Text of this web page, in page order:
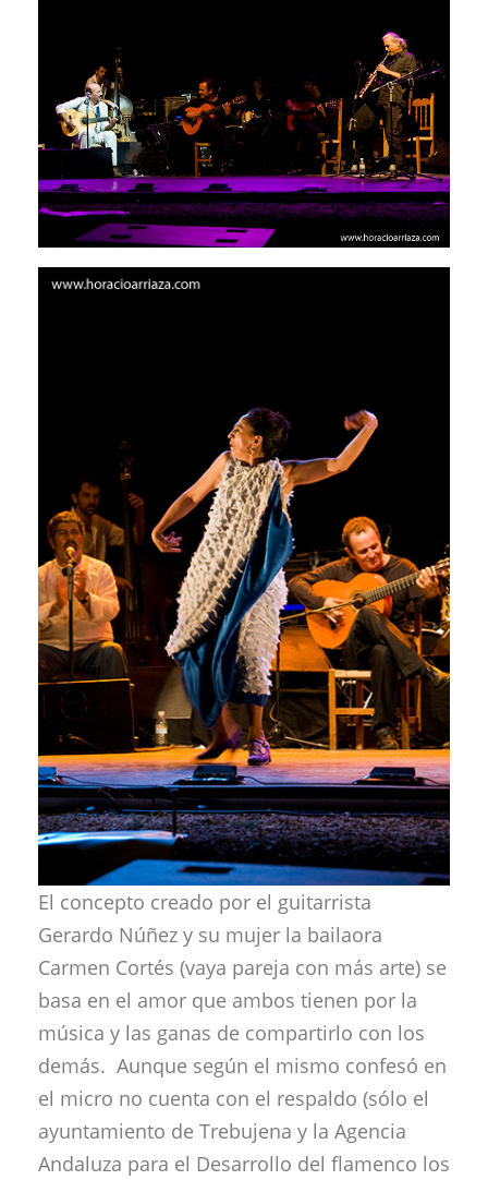
El concepto creado por el guitarrista
Gerardo Núñez y su mujer la bailaora
Carmen Cortés (vaya pareja con más arte) se
basa en el amor que ambos tienen por la
música y las ganas de compartirlo con los
demás. Aunque según el mismo confesó en
el micro no cuenta con el respaldo (sólo el
ayuntamiento de Trebujena y la Agencia
Andaluza para el Desarrollo del flamenco los